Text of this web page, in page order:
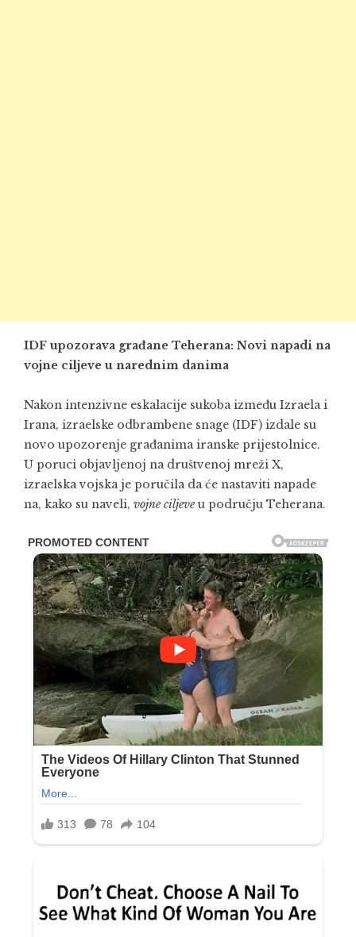
IDF upozorava građane Teherana: Novi napadi na
vojne ciljeve u narednim danima
Nakon intenzivne eskalacije sukoba između Izraela i
Irana, izraelske odbrambene snage (IDF) izdale su
novo upozorenje građanima iranske prijestolnice.
U poruci objavljenoj na društvenoj mreži X,
izraelska vojska je poručila da će nastaviti napade
na, kako su naveli, vojne ciljeveu području Teherana.